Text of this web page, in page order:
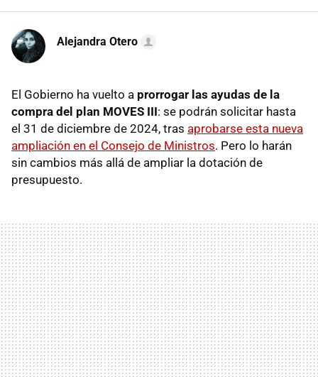
Alejandra Otero
El Gobierno ha vuelto a prorrogar las ayudas de la
compra del plan MOVES III: se podrán solicitar hasta
el 31 de diciembre de 2024, tras aprobarse esta nueva
ampliación en el Consejo de Ministros. Pero lo harán
sin cambios más allá de ampliar la dotación de
presupuesto.